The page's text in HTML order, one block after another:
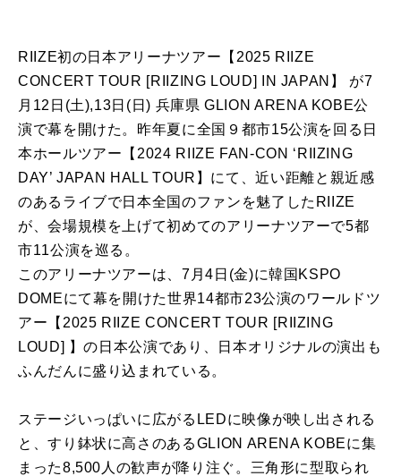
RIIZE初の日本アリーナツアー【2025 RIIZE
CONCERT TOUR [RIIZING LOUD] IN JAPAN】 が7
月12日(土),13日(日) 兵庫県 GLION ARENA KOBE公
演で幕を開けた。昨年夏に全国９都市15公演を回る日
本ホールツアー【2024 RIIZE FAN-CON ‘RIIZING
DAY’ JAPAN HALL TOUR】にて、近い距離と親近感
のあるライブで日本全国のファンを魅了したRIIZE
が、会場規模を上げて初めてのアリーナツアーで5都
市11公演を巡る。
このアリーナツアーは、7月4日(金)に韓国KSPO
DOMEにて幕を開けた世界14都市23公演のワールドツ
アー【2025 RIIZE CONCERT TOUR [RIIZING
LOUD] 】の日本公演であり、日本オリジナルの演出も
ふんだんに盛り込まれている。
ステージいっぱいに広がるLEDに映像が映し出される
と、すり鉢状に高さのあるGLION ARENA KOBEに集
まった8,500人の歓声が降り注ぐ。三角形に型取られ